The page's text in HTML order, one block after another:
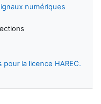
numériques
la licence HAREC.